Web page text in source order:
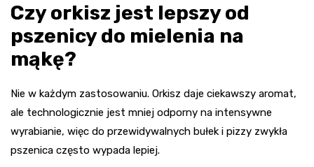
Czy orkisz jest lepszy od
pszenicy do mielenia na
mąkę?
Nie w każdym zastosowaniu. Orkisz daje ciekawszy aromat,
ale technologicznie jest mniej odporny na intensywne
wyrabianie, więc do przewidywalnych bułek i pizzy zwykła
pszenica często wypada lepiej.